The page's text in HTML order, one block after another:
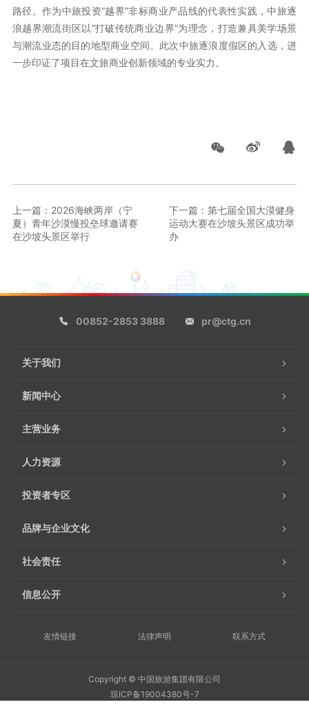
路径。作为中旅投资“越界”非标商业产品线的代表性实践，中旅逐
浪越界潮流街区以“打破传统商业边界”为理念，打造兼具美学场景
与潮流业态的目的地型商业空间。此次中旅逐浪度假区的入选，进
一步印证了项目在文旅商业创新领域的专业实力。
上一篇：2026海峡两岸（宁
夏）青年沙漠慢投垒球邀请赛
在沙坡头景区举行
下一篇：第七届全国大漠健身
运动大赛在沙坡头景区成功举
办
00852-2853 3888 pr@ctg.cn
关于我们
新闻中心
主营业务
人力资源
投资者专区
品牌与企业文化
社会责任
信息公开
友情链接 法律声明 联系方式
Copyright © 中国旅游集团有限公司
琼ICP备19004380号-7